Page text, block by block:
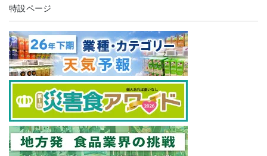
特設ページ